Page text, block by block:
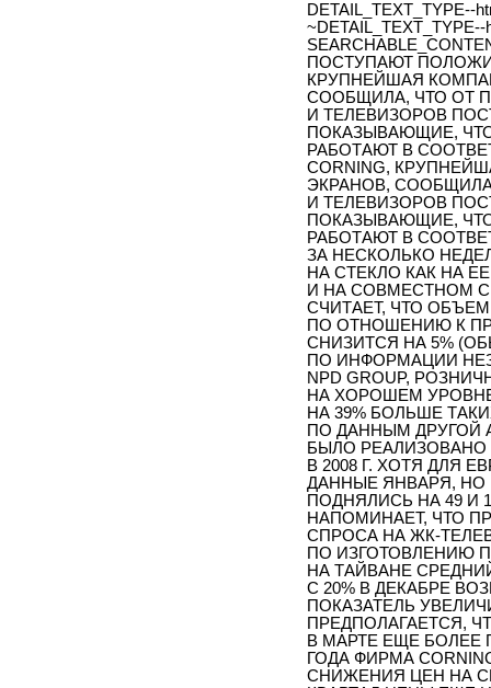
DETAIL_TEXT_TYPE--
~DETAIL_TEXT_TYPE--
ПОСТУПАЮТ
КРУПНЕЙШАЯ
СООБЩИЛА, ЧТО ОТ
И ТЕЛЕВИЗОРОВ
ПОКАЗЫВАЮЩИЕ,
РАБОТАЮТ В
CORNING,
ЭКРАНОВ,
И ТЕЛЕВИЗОРОВ
ПОКАЗЫВАЮЩИЕ,
РАБОТАЮТ В
ЗА НЕСКОЛЬКО
НА СТЕКЛО КАК НА
И НА СОВМЕСТНОМ С
СЧИТАЕТ, ЧТО
ПО ОТНОШЕНИЮ К
СНИЗИТСЯ НА 5%
ПО ИНФОРМАЦИИ
NPD GROUP,
НА ХОРОШЕМ
НА 39% БОЛЬШЕ
ПО ДАННЫМ ДРУГОЙ
БЫЛО РЕАЛИЗОВАНО
В 2008 Г. ХОТЯ ДЛЯ
ДАННЫЕ ЯНВАРЯ, НО
ПОДНЯЛИСЬ НА 49 И
НАПОМИНАЕТ, ЧТО
СПРОСА НА ЖК-
ПО ИЗГОТОВЛЕНИЮ
НА ТАЙВАНЕ
С 20% В ДЕКАБРЕ
ПОКАЗАТЕЛЬ
ПРЕДПОЛАГАЕТСЯ,
В МАРТЕ ЕЩЕ БОЛЕЕ
ГОДА ФИРМА
СНИЖЕНИЯ ЦЕН НА